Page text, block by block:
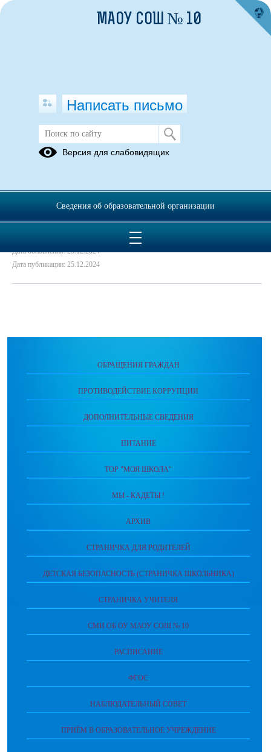
Приказ №170 О приёме в 1 класс
(посмотреть)
Дата обновления: 25.12.2024
Дата публикации: 25.12.2024
ОБРАЩЕНИЯ ГРАЖДАН
ПРОТИВОДЕЙСТВИЕ КОРРУПЦИИ
ДОПОЛНИТЕЛЬНЫЕ СВЕДЕНИЯ
ПИТАНИЕ
ТОР "МОЯ ШКОЛА"
МЫ - КАДЕТЫ !
АРХИВ
СТРАНИЧКА ДЛЯ РОДИТЕЛЕЙ
ДЕТСКАЯ БЕЗОПАСНОСТЬ (СТРАНИЧКА ШКОЛЬНИКА)
СТРАНИЧКА УЧИТЕЛЯ
СМИ ОБ ОУ МАОУ СОШ № 10
РАСПИСАНИЕ
ФГОС
НАБЛЮДАТЕЛЬНЫЙ СОВЕТ
ПРИЁМ В ОБРАЗОВАТЕЛЬНОЕ УЧРЕЖДЕНИЕ
МАОУ СОШ № 10
Написать письмо
Версия для слабовидящих
Сведения об образовательной организации